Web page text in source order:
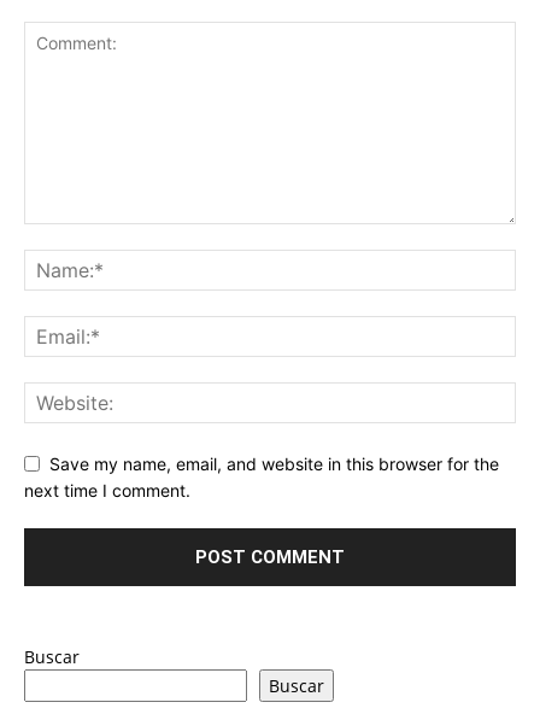
Save my name, email, and website in this browser for the
next time I comment.
Buscar
Buscar